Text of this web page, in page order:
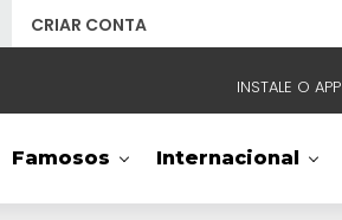
CRIAR CONTA
INSTALE O APP
NOSSAS REDES
Famosos Internacional